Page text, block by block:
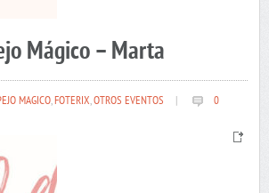
Mágico – Marta
MAGICO,FOTERIX,OTROS EVENTOS 0